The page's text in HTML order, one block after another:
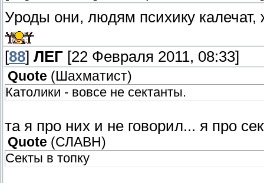
Уроды они, людям психику
[88] ЛЕГ [22 Февраля 2011, 08:33]
Quote ( Шахматист)
Католики - вовсе не сектанты.
та я про них и не говорил... я про
Quote (СЛАВН )
Секты в топку